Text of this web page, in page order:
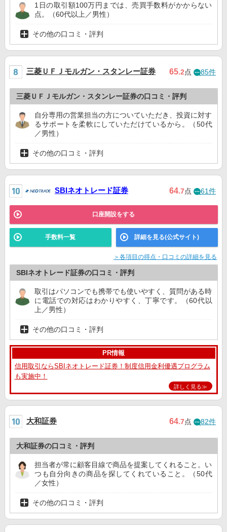
1日の取引額100万円までは、売買手数料がかからない
点。（60代以上／男性）
その他の口コミ・評判
三菱ＵＦＪモルガン・スタンレー証券 65.2点 85件
三菱ＵＦＪモルガン・スタンレー証券の口コミ・評判
自分専用の営業担当の方についていただき、投資に対す
るサポートを柔軟にしていただけているから。（50代
／男性）
その他の口コミ・評判
SBIネオトレード証券 64.7点 61件
口座開設をする
手数料一覧 詳細を見る(公式サイト)
＞各項目の得点・口コミの詳細を見る
SBIネオトレード証券の口コミ・評判
取引はパソコンでも携帯でも使いやすく、質問がある時
に電話での対応はわかりやすく、丁寧です。（60代以
上／男性）
その他の口コミ・評判
PR情報
信用取引ならSBIネオトレード証券！制度信用金利優遇プログラム
も実施中！
詳しく見る≫
大和証券 64.7点 82件
大和証券の口コミ・評判
担当者が常に顧客目線で商品を提案してくれること。い
つも自分向きの商品を探してくれていること。（50代
／女性）
その他の口コミ・評判